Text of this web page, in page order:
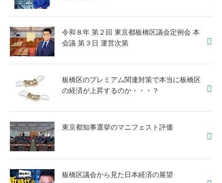
令和８年 第２回 東京都板橋区議会定例会 本
会議 第３日 運営次第
板橋区のプレミアム関連対策で本当に板橋区
の経済が上昇するのか・・・？
東京都知事選挙のマニフェスト評価
板橋区議会から見た日本経済の展望